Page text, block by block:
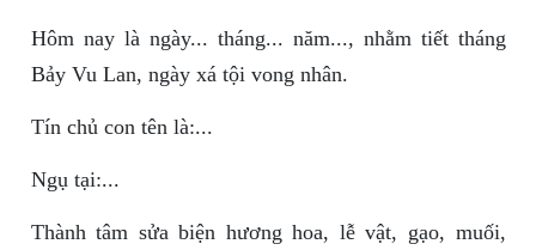
Hôm nay là ngày... tháng... năm..., nhằm tiết tháng
Bảy Vu Lan, ngày xá tội vong nhân.
Tín chủ con tên là:...
Ngụ tại:...
Thành tâm sửa biện hương hoa, lễ vật, gạo, muối,